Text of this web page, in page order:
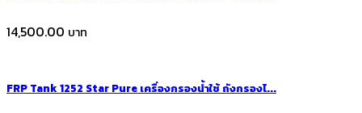
14,500.00
FRP Tank 1252 Star Pure เครื่องกรองน้ำใช้ ถังกรองไ...